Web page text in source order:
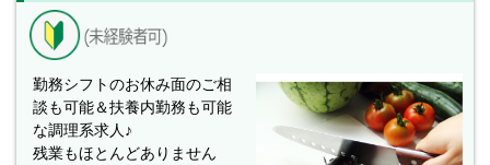
勤務シフトのお休み面のご相
談も可能＆扶養内勤務も可能
な調理系求人♪
残業もほとんどありません